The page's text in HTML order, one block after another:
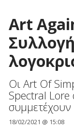
Art
Οι Art Of
Spectral
συμμετέχουν
18/02/2021 @ 15:08